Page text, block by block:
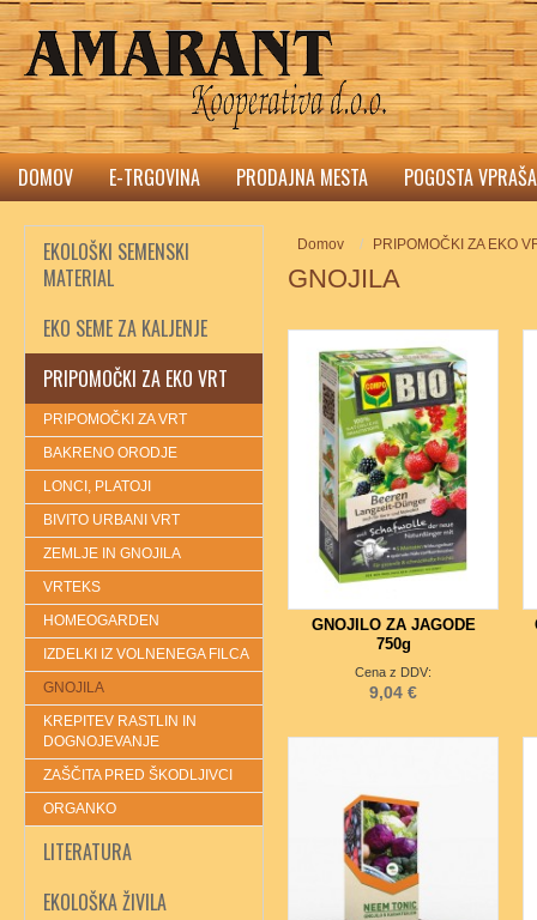
DOMOV E-TRGOVINA PRODAJNA MESTA POGOSTA
EKOLOŠKI SEMENSKI
MATERIAL
EKO SEME ZA KALJENJE
PRIPOMOČKI ZA EKO VRT
PRIPOMOČKI ZA VRT
BAKRENO ORODJE
LONCI, PLATOJI
BIVITO URBANI VRT
ZEMLJE IN GNOJILA
VRTEKS
HOMEOGARDEN
IZDELKI IZ VOLNENEGA FILCA
GNOJILA
KREPITEV RASTLIN IN
DOGNOJEVANJE
ZAŠČITA PRED ŠKODLJIVCI
ORGANKO
LITERATURA
EKOLOŠKA ŽIVILA
Domov PRIPOMOČKI ZA EKO
GNOJILA
GNOJILO ZA JAGODE
750g
Cena z DDV:
9,04 €